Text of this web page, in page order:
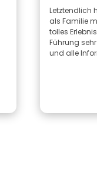
Letztendlich
als Familie
tolles
Führung
und alle